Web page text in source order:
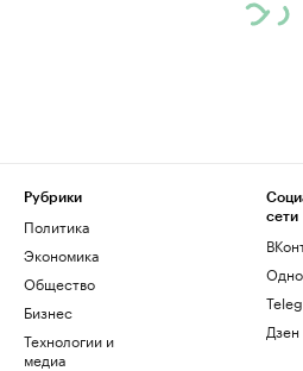
Рубрики
Политика
Экономика
Общество
Бизнес
Технологии и
медиа
сети
Дзен